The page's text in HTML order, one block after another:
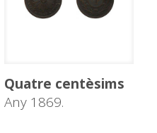
Quatre centèsims
Any 1869.